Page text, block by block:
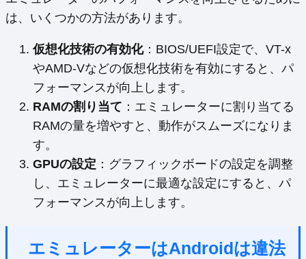
は、いくつかの方法があります。
仮想化技術の有効化：BIOS/UEFI設定で、VT-x
やAMD-Vなどの仮想化技術を有効にすると、パ
フォーマンスが向上します。
RAMの割り当て ：エミュレーターに割り当てる
RAMの量を増やすと、動作がスムーズになりま
す。
GPUの設定 ：グラフィックボードの設定を調整
し、エミュレーターに最適な設定にすると、パ
フォーマンスが向上します。
エミュレーターはAndroidは違法